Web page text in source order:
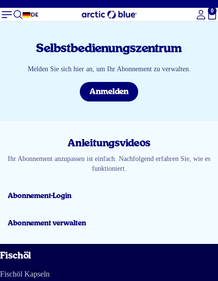
DE
0
Selbstbedienungszentrum
Melden Sie sich hier an, um Ihr Abonnement zu verwalten.
Anmelden
Anleitungsvideos
Ihr Abonnement anzupassen ist einfach. Nachfolgend erfahren Sie, wie es
funktioniert.
Abonnement-Login
Abonnement verwalten
Fischöl
Fischöl Kapseln